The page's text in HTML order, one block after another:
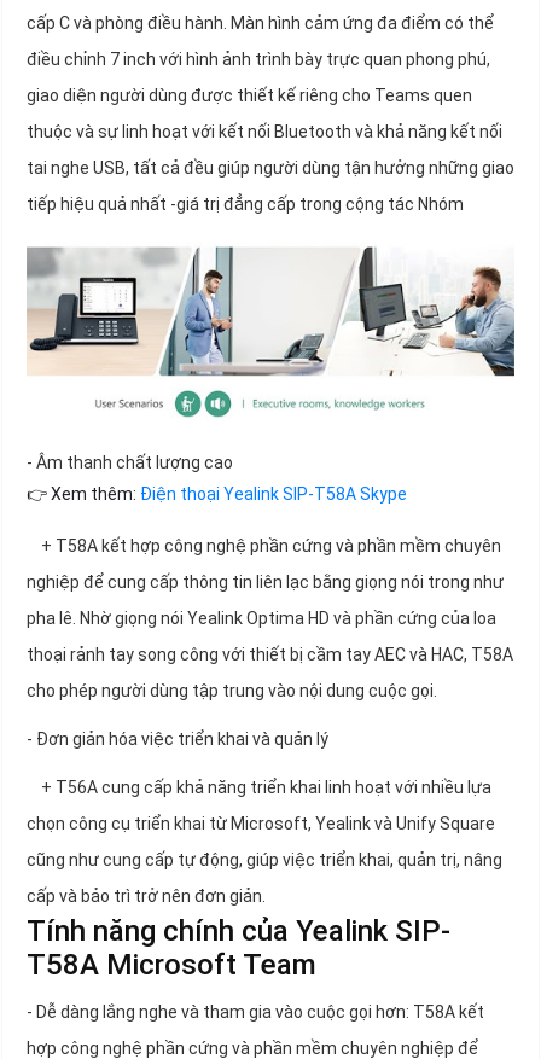
cấp C và phòng điều hành. Màn hình cảm ứng đa điểm có thể
điều chỉnh 7 inch với hình ảnh trình bày trực quan phong phú,
giao diện người dùng được thiết kế riêng cho Teams quen
thuộc và sự linh hoạt với kết nối Bluetooth và khả năng kết nối
tai nghe USB, tất cả đều giúp người dùng tận hưởng những giao
tiếp hiệu quả nhất -giá trị đẳng cấp trong cộng tác Nhóm
- Âm thanh chất lượng cao
👉 Xem thêm: Điện thoại Yealink SIP-T58A Skype
+ T58A kết hợp công nghệ phần cứng và phần mềm chuyên
nghiệp để cung cấp thông tin liên lạc bằng giọng nói trong như
pha lê. Nhờ giọng nói Yealink Optima HD và phần cứng của loa
thoại rảnh tay song công với thiết bị cầm tay AEC và HAC, T58A
cho phép người dùng tập trung vào nội dung cuộc gọi.
- Đơn giản hóa việc triển khai và quản lý
+ T56A cung cấp khả năng triển khai linh hoạt với nhiều lựa
chọn công cụ triển khai từ Microsoft, Yealink và Unify Square
cũng như cung cấp tự động, giúp việc triển khai, quản trị, nâng
cấp và bảo trì trở nên đơn giản.
Tính năng chính của Yealink SIP-
T58A Microsoft Team
- Dễ dàng lắng nghe và tham gia vào cuộc gọi hơn: T58A kết
hợp công nghệ phần cứng và phần mềm chuyên nghiệp để